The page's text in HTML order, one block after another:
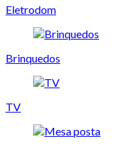
Eletrodom
Brinquedos
TV